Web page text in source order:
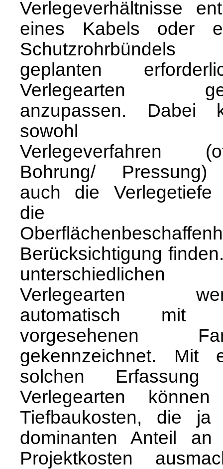
Verlegeverhältnisse
eines Kabels oder
Schutzrohrbündels
geplanten
Verlegearten
anzupassen. Dabei
sowohl
Verlegeverfahren
Bohrung/
auch die Verlegetiefe
die
Berücksichtigung
unterschiedlichen
Verlegearten
automatisch mit
vorgesehenen
gekennzeichnet. Mit
solchen Erfassung
Verlegearten
Tiefbaukosten, die ja
dominanten Anteil an
Projektkosten